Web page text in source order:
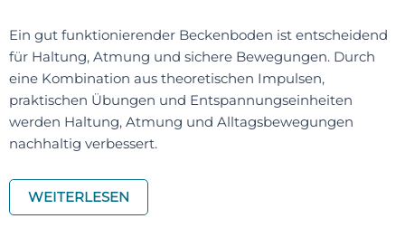
Ein gut funktionierender Beckenboden ist entscheidend
für Haltung, Atmung und sichere Bewegungen. Durch
eine Kombination aus theoretischen Impulsen,
praktischen Übungen und Entspannungseinheiten
werden Haltung, Atmung und Alltagsbewegungen
nachhaltig verbessert.
WEITERLESEN